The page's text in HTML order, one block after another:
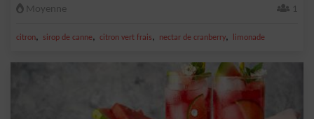
Moyenne 1
citron, sirop de canne, citron vert frais, nectar de cranberry, limonade